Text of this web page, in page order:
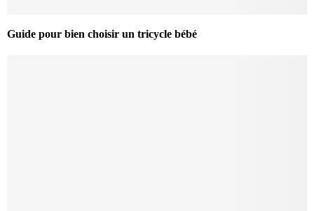
Guide pour bien choisir un tricycle bébé